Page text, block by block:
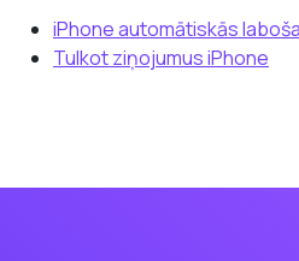
iPhone automātiskās
Tulkot ziņojumus iPhone